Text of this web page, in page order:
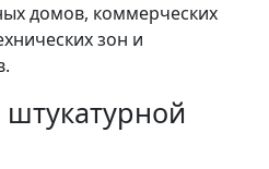
домов, коммерческих
зон и